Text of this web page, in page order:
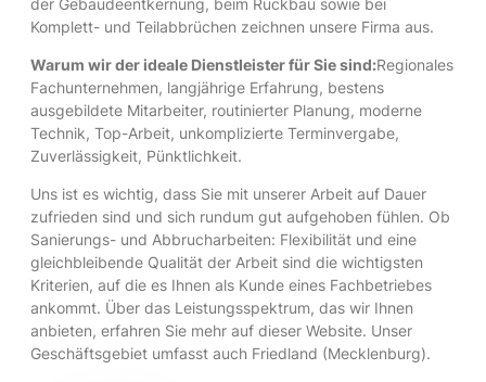
Komplett- und Teilabbrüchen zeichnen unsere Firma aus.
Warum wir der ideale Dienstleister für Sie sind:Regionales
Fachunternehmen, langjährige Erfahrung, bestens
ausgebildete Mitarbeiter, routinierter Planung, moderne
Technik, Top-Arbeit, unkomplizierte Terminvergabe,
Zuverlässigkeit, Pünktlichkeit.
Uns ist es wichtig, dass Sie mit unserer Arbeit auf Dauer
zufrieden sind und sich rundum gut aufgehoben fühlen. Ob
Sanierungs- und Abbrucharbeiten: Flexibilität und eine
gleichbleibende Qualität der Arbeit sind die wichtigsten
Kriterien, auf die es Ihnen als Kunde eines Fachbetriebes
ankommt. Über das Leistungsspektrum, das wir Ihnen
anbieten, erfahren Sie mehr auf dieser Website. Unser
Geschäftsgebiet umfasst auch Friedland (Mecklenburg).